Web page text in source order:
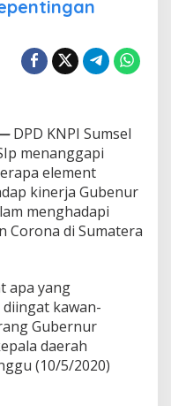
DPD KNPI Sumsel
menanggapi
element
kinerja Gubenur
menghadapi
Corona di Sumatera
apa yang
kawan-
Gubernur
daerah
(10/5/2020)